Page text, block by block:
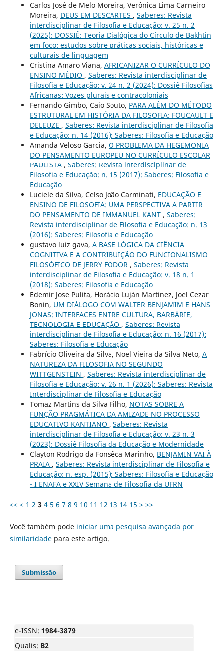
Carlos José de Melo Moreira, Verônica Lima Carneiro
Moreira, DEUS EM DESCARTES , Saberes: Revista
interdisciplinar de Filosofia e Educação: v. 25 n. 2
(2025): DOSSIÊ: Teoria Dialógica do Círculo de Bakhtin
em foco: estudos sobre práticas sociais, históricas e
culturais de linguagem
Cristina Amaro Viana, AFRICANIZAR O CURRÍCULO DO
ENSINO MÉDIO , Saberes: Revista interdisciplinar de
Filosofia e Educação: v. 24 n. 2 (2024): Dossiê Filosofias
Africanas: Vozes plurais e contracoloniais
Fernando Gimbo, Caio Souto, PARA ALÉM DO MÉTODO
ESTRUTURAL EM HISTÓRIA DA FILOSOFIA: FOUCAULT E
DELEUZE , Saberes: Revista interdisciplinar de Filosofia
e Educação: n. 14 (2016): Saberes: Filosofia e Educação
Amanda Veloso Garcia, O PROBLEMA DA HEGEMONIA
DO PENSAMENTO EUROPEU NO CURRÍCULO ESCOLAR
PAULISTA , Saberes: Revista interdisciplinar de
Filosofia e Educação: n. 15 (2017): Saberes: Filosofia e
Educação
Luciele da Silva, Celso João Carminati, EDUCAÇÃO E
ENSINO DE FILOSOFIA: UMA PERSPECTIVA A PARTIR
DO PENSAMENTO DE IMMANUEL KANT , Saberes:
Revista interdisciplinar de Filosofia e Educação: n. 13
(2016): Saberes: Filosofia e Educação
gustavo luiz gava, A BASE LÓGICA DA CIÊNCIA
COGNITIVA E A CONTRIBUIÇÃO DO FUNCIONALISMO
FILOSÓFICO DE JERRY FODOR , Saberes: Revista
interdisciplinar de Filosofia e Educação: v. 18 n. 1
(2018): Saberes: Filosofia e Educação
Edemir Jose Pulita, Horácio Luján Martinez, Joel Cezar
Bonin, UM DIÁLOGO COM WALTER BENJAMIM E HANS
JONAS: INTERFACES ENTRE CULTURA, BARBÁRIE,
TECNOLOGIA E EDUCAÇÃO , Saberes: Revista
interdisciplinar de Filosofia e Educação: n. 16 (2017):
Saberes: Filosofia e Educação
Fabrício Oliveira da Silva, Noel Vieira da Silva Neto, A
NATUREZA DA FILOSOFIA NO SEGUNDO
WITTGENSTEIN , Saberes: Revista interdisciplinar de
Filosofia e Educação: v. 26 n. 1 (2026): Saberes: Revista
Interdisciplinar de Filosofia e Educação
Tomaz Martins da Silva Filho, NOTAS SOBRE A
FUNÇÃO PRAGMÁTICA DA AMIZADE NO PROCESSO
EDUCATIVO KANTIANO , Saberes: Revista
interdisciplinar de Filosofia e Educação: v. 23 n. 3
(2023): Dossiê Filosofia da Educação e Modernidade
Clayton Rodrigo da Fonsêca Marinho, BENJAMIN VAI À
PRAIA , Saberes: Revista interdisciplinar de Filosofia e
Educação: n. esp. (2015): Saberes: Filosofia e Educação
- I ENAFA e XXIV Semana de Filosofia da UFRN
<< < 1 2 3 4 5 6 7 8 9 10 11 12 13 14 15 > >>
Você também pode iniciar uma pesquisa avançada por
similaridadepara este artigo.
Submissão
e-ISSN: 1984-3879
Qualis: B2